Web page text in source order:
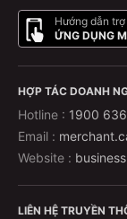
Hướng dẫn
ỨNG DỤNG
HỢP TÁC DOANH
Hotline : 1900
Email :
Website :
LIÊN HỆ TRUYỀN